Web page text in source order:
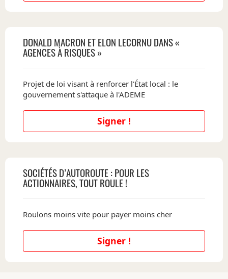
DONALD MACRON ET ELON LECORNU DANS «
AGENCES À RISQUES »
Projet de loi visant à renforcer l'État local : le
gouvernement s'attaque à l'ADEME
Signer !
SOCIÉTÉS D’AUTOROUTE : POUR LES
ACTIONNAIRES, TOUT ROULE !
Roulons moins vite pour payer moins cher
Signer !